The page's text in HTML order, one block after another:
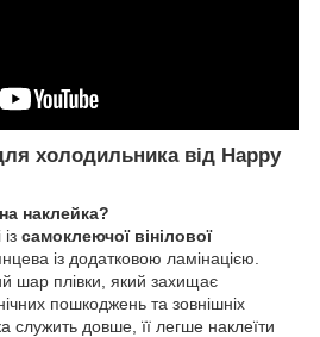
холодильника від Happy
наклейка?
самоклеючої вінілової
із додатковою ламінацією.
шар плівки, який захищає
пошкоджень та зовнішніх
служить довше, її легше наклеїти